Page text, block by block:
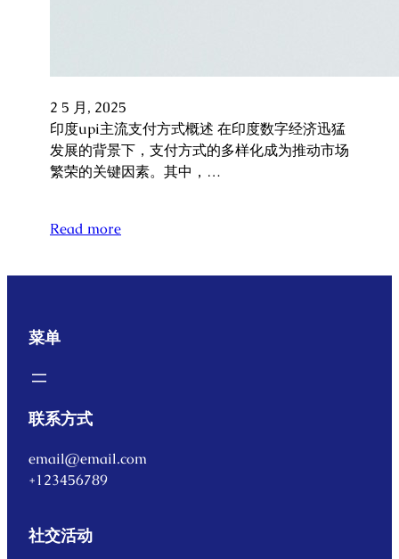
2 5 月, 2025
印度upi主流支付方式概述 在印度数字经济迅猛
发展的背景下，支付方式的多样化成为推动市场
繁荣的关键因素。其中，…
Read more
菜单
联系方式
email@email.com
+123456789
社交活动